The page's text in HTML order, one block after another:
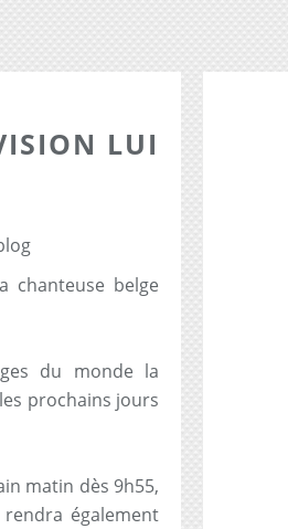
LUI
chanteuse belge
du monde la
prochains jours
matin dès 9h55,
également